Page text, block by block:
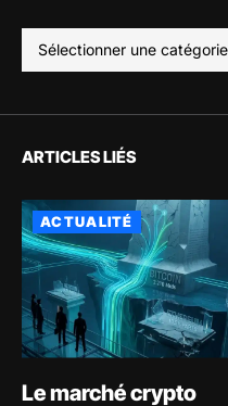
ARTICLES LIÉS
ACTUALITÉ
Le marché crypto